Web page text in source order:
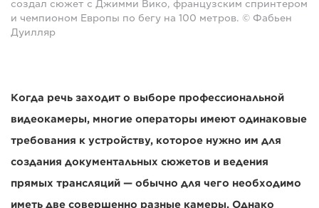
создал сюжет с Джимми Вико, французским спринтером
и чемпионом Европы по бегу на 100 метров. © Фабьен
Дуилляр
Когда речь заходит о выборе профессиональной
видеокамеры, многие операторы имеют одинаковые
требования к устройству, которое нужно им для
создания документальных сюжетов и ведения
прямых трансляций — обычно для чего необходимо
иметь две совершенно разные камеры. Однако